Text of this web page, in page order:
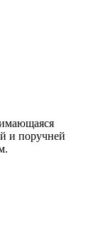
и поручней